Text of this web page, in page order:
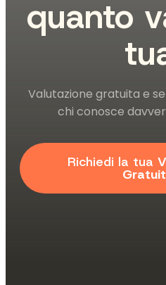
quanto
Valutazione gratuita e
chi conosce
Richiedi la tua